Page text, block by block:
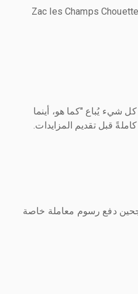
Zac les Champs
شيء يُباع "كما هو، أينما
قبل تقديم المزايدات.
دفع رسوم معاملة خاصة